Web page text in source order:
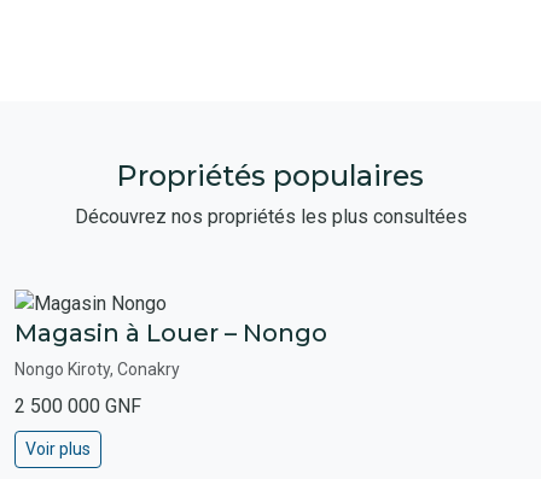
Propriétés populaires
Découvrez nos propriétés les plus consultées
Magasin à Louer – Nongo
Nongo Kiroty, Conakry
2 500 000 GNF
Voir plus